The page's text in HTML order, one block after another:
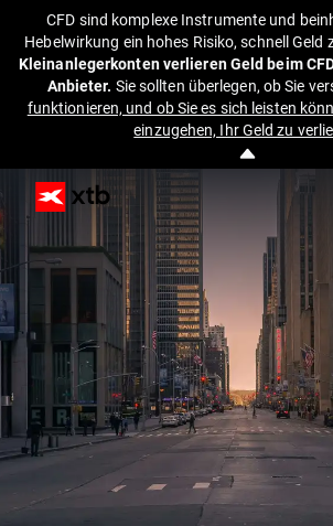
CFD sind komplexe Instrumente und
Hebelwirkung ein hohes Risiko, schnell Geld
Kleinanlegerkonten verlieren Geld beim
Anbieter. Sie sollten überlegen, ob Sie
funktionieren, und ob Sie es sich leisten
einzugehen, Ihr Geld zu